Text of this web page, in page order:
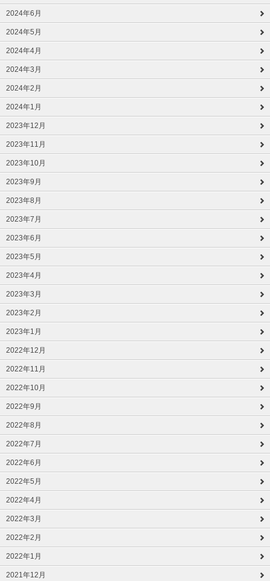
2024年6月
2024年5月
2024年4月
2024年3月
2024年2月
2024年1月
2023年12月
2023年11月
2023年10月
2023年9月
2023年8月
2023年7月
2023年6月
2023年5月
2023年4月
2023年3月
2023年2月
2023年1月
2022年12月
2022年11月
2022年10月
2022年9月
2022年8月
2022年7月
2022年6月
2022年5月
2022年4月
2022年3月
2022年2月
2022年1月
2021年12月